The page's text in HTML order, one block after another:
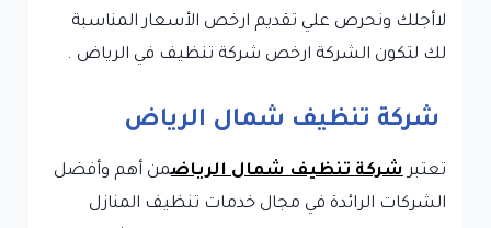
لاأجلك ونحرص علي تقديم ارخص الأسعار المناسبة
لك لتكون الشركة ارخص شركة تنظيف في الرياض .
شركة تنظيف شمال الرياض
تعتبرشركة تنظيف شمال الرياضمن أهم وأفضل
الشركات الرائدة في مجال خدمات تنظيف المنازل